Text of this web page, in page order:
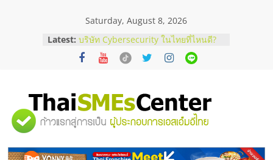
Saturday, August 8, 2026
Latest: บริษัท Cybersecurity ในไทยที่ไหนดี?
วิธีเลือกผู้ให้บริการให้คุ้มค่าและตอบ
โจทย์ธุรกิจ
สัมมนาออนไลน์ โอกาสบริหารสถานี
บริการน้ำมัน Shell
สัมมนาลงทุน แฟรนไชส์ยอนนี่
ไชส์ ครั้งที่ 8
"ศูนย์